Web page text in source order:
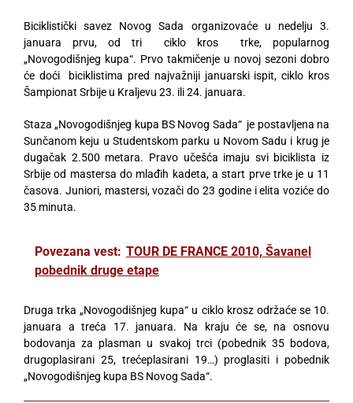
Biciklistički savez Novog Sada organizovaće u nedelju 3.
januara prvu, od tri ciklo kros trke, popularnog
„Novogodišnjeg kupa“. Prvo takmičenje u novoj sezoni dobro
će doći biciklistima pred najvažniji januarski ispit, ciklo kros
Šampionat Srbije u Kraljevu 23. ili 24. januara.
Staza „Novogodišnjeg kupa BS Novog Sada“ je postavljena na
Sunčanom keju u Studentskom parku u Novom Sadu i krug je
dugačak 2.500 metara. Pravo učešća imaju svi biciklista iz
Srbije od mastersa do mlađih kadeta, a start prve trke je u 11
časova. Juniori, mastersi, vozači do 23 godine i elita voziće do
35 minuta.
Povezana vest: TOUR DE FRANCE 2010, Šavanel
pobednik druge etape
Druga trka „Novogodišnjeg kupa“ u ciklo krosz održaće se 10.
januara a treća 17. januara. Na kraju će se, na osnovu
bodovanja za plasman u svakoj trci (pobednik 35 bodova,
drugoplasirani 25, trećeplasirani 19…) proglasiti i pobednik
„Novogodišnjeg kupa BS Novog Sada“.